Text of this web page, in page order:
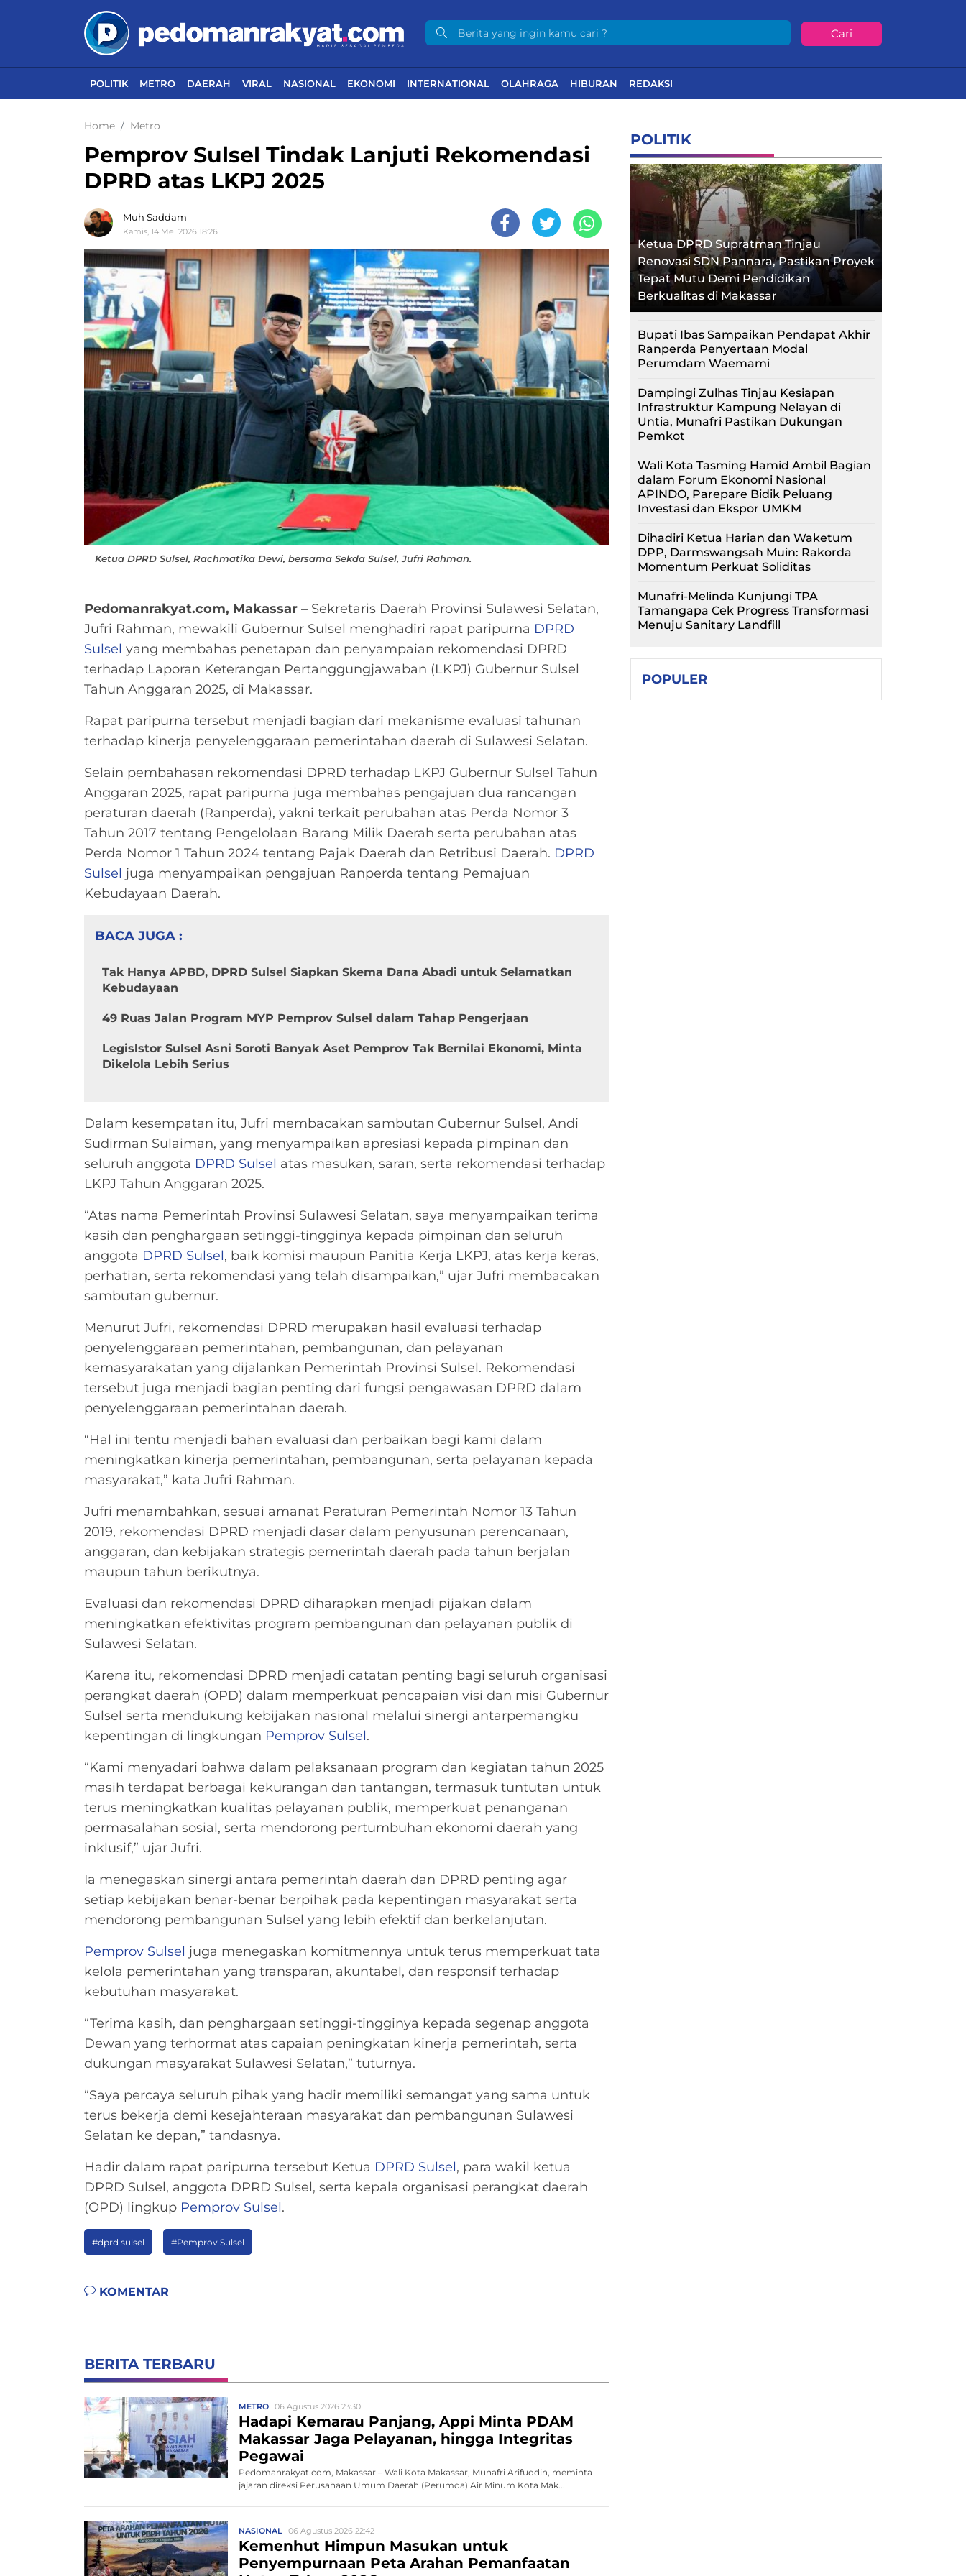
Cari
POLITIK METRO DAERAH VIRAL NASIONAL EKONOMI INTERNATIONAL OLAHRAGA HIBURAN REDAKSI
Home Metro
Pemprov Sulsel Tindak Lanjuti Rekomendasi
DPRD atas LKPJ 2025
Muh Saddam
Kamis, 14 Mei 2026 18:26
Ketua DPRD Sulsel, Rachmatika Dewi, bersama Sekda Sulsel, Jufri Rahman.
Pedomanrakyat.com, Makassar – Sekretaris Daerah Provinsi Sulawesi Selatan,
Jufri Rahman, mewakili Gubernur Sulsel menghadiri rapat paripurna DPRD
Sulsel yang membahas penetapan dan penyampaian rekomendasi DPRD
terhadap Laporan Keterangan Pertanggungjawaban (LKPJ) Gubernur Sulsel
Tahun Anggaran 2025, di Makassar.
Rapat paripurna tersebut menjadi bagian dari mekanisme evaluasi tahunan
terhadap kinerja penyelenggaraan pemerintahan daerah di Sulawesi Selatan.
Selain pembahasan rekomendasi DPRD terhadap LKPJ Gubernur Sulsel Tahun
Anggaran 2025, rapat paripurna juga membahas pengajuan dua rancangan
peraturan daerah (Ranperda), yakni terkait perubahan atas Perda Nomor 3
Tahun 2017 tentang Pengelolaan Barang Milik Daerah serta perubahan atas
Perda Nomor 1 Tahun 2024 tentang Pajak Daerah dan Retribusi Daerah. DPRD
Sulsel juga menyampaikan pengajuan Ranperda tentang Pemajuan
Kebudayaan Daerah.
BACA JUGA :
Tak Hanya APBD, DPRD Sulsel Siapkan Skema Dana Abadi untuk Selamatkan
Kebudayaan
49 Ruas Jalan Program MYP Pemprov Sulsel dalam Tahap Pengerjaan
Legislstor Sulsel Asni Soroti Banyak Aset Pemprov Tak Bernilai Ekonomi, Minta
Dikelola Lebih Serius
Dalam kesempatan itu, Jufri membacakan sambutan Gubernur Sulsel, Andi
Sudirman Sulaiman, yang menyampaikan apresiasi kepada pimpinan dan
seluruh anggota DPRD Sulsel atas masukan, saran, serta rekomendasi terhadap
LKPJ Tahun Anggaran 2025.
“Atas nama Pemerintah Provinsi Sulawesi Selatan, saya menyampaikan terima
kasih dan penghargaan setinggi-tingginya kepada pimpinan dan seluruh
anggota DPRD Sulsel, baik komisi maupun Panitia Kerja LKPJ, atas kerja keras,
perhatian, serta rekomendasi yang telah disampaikan,” ujar Jufri membacakan
sambutan gubernur.
Menurut Jufri, rekomendasi DPRD merupakan hasil evaluasi terhadap
penyelenggaraan pemerintahan, pembangunan, dan pelayanan
kemasyarakatan yang dijalankan Pemerintah Provinsi Sulsel. Rekomendasi
tersebut juga menjadi bagian penting dari fungsi pengawasan DPRD dalam
penyelenggaraan pemerintahan daerah.
“Hal ini tentu menjadi bahan evaluasi dan perbaikan bagi kami dalam
meningkatkan kinerja pemerintahan, pembangunan, serta pelayanan kepada
masyarakat,” kata Jufri Rahman.
Jufri menambahkan, sesuai amanat Peraturan Pemerintah Nomor 13 Tahun
2019, rekomendasi DPRD menjadi dasar dalam penyusunan perencanaan,
anggaran, dan kebijakan strategis pemerintah daerah pada tahun berjalan
maupun tahun berikutnya.
Evaluasi dan rekomendasi DPRD diharapkan menjadi pijakan dalam
meningkatkan efektivitas program pembangunan dan pelayanan publik di
Sulawesi Selatan.
Karena itu, rekomendasi DPRD menjadi catatan penting bagi seluruh organisasi
perangkat daerah (OPD) dalam memperkuat pencapaian visi dan misi Gubernur
Sulsel serta mendukung kebijakan nasional melalui sinergi antarpemangku
kepentingan di lingkungan Pemprov Sulsel.
“Kami menyadari bahwa dalam pelaksanaan program dan kegiatan tahun 2025
masih terdapat berbagai kekurangan dan tantangan, termasuk tuntutan untuk
terus meningkatkan kualitas pelayanan publik, memperkuat penanganan
permasalahan sosial, serta mendorong pertumbuhan ekonomi daerah yang
inklusif,” ujar Jufri.
Ia menegaskan sinergi antara pemerintah daerah dan DPRD penting agar
setiap kebijakan benar-benar berpihak pada kepentingan masyarakat serta
mendorong pembangunan Sulsel yang lebih efektif dan berkelanjutan.
Pemprov Sulsel juga menegaskan komitmennya untuk terus memperkuat tata
kelola pemerintahan yang transparan, akuntabel, dan responsif terhadap
kebutuhan masyarakat.
“Terima kasih, dan penghargaan setinggi-tingginya kepada segenap anggota
Dewan yang terhormat atas capaian peningkatan kinerja pemerintah, serta
dukungan masyarakat Sulawesi Selatan,” tuturnya.
“Saya percaya seluruh pihak yang hadir memiliki semangat yang sama untuk
terus bekerja demi kesejahteraan masyarakat dan pembangunan Sulawesi
Selatan ke depan,” tandasnya.
Hadir dalam rapat paripurna tersebut Ketua DPRD Sulsel, para wakil ketua
DPRD Sulsel, anggota DPRD Sulsel, serta kepala organisasi perangkat daerah
(OPD) lingkup Pemprov Sulsel.
#dprd sulsel #Pemprov Sulsel
KOMENTAR
BERITA TERBARU
METRO 06 Agustus 2026 23:30
Hadapi Kemarau Panjang, Appi Minta PDAM
Makassar Jaga Pelayanan, hingga Integritas
Pegawai
Pedomanrakyat.com, Makassar – Wali Kota Makassar, Munafri Arifuddin, meminta
jajaran direksi Perusahaan Umum Daerah (Perumda) Air Minum Kota Mak...
NASIONAL 06 Agustus 2026 22:42
Kemenhut Himpun Masukan untuk
Penyempurnaan Peta Arahan Pemanfaatan
POLITIK
Ketua DPRD Supratman Tinjau
Renovasi SDN Pannara, Pastikan Proyek
Tepat Mutu Demi Pendidikan
Berkualitas di Makassar
Bupati Ibas Sampaikan Pendapat Akhir
Ranperda Penyertaan Modal
Perumdam Waemami
Dampingi Zulhas Tinjau Kesiapan
Infrastruktur Kampung Nelayan di
Untia, Munafri Pastikan Dukungan
Pemkot
Wali Kota Tasming Hamid Ambil Bagian
dalam Forum Ekonomi Nasional
APINDO, Parepare Bidik Peluang
Investasi dan Ekspor UMKM
Dihadiri Ketua Harian dan Waketum
DPP, Darmswangsah Muin: Rakorda
Momentum Perkuat Soliditas
Munafri-Melinda Kunjungi TPA
Tamangapa Cek Progress Transformasi
Menuju Sanitary Landfill
POPULER